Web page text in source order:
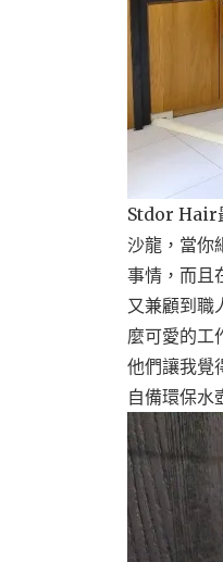
Stdor Hair
沙龍，當你
事情，而且
又兼顧到職
麼可愛的工
他們讓我覺
自備環保水